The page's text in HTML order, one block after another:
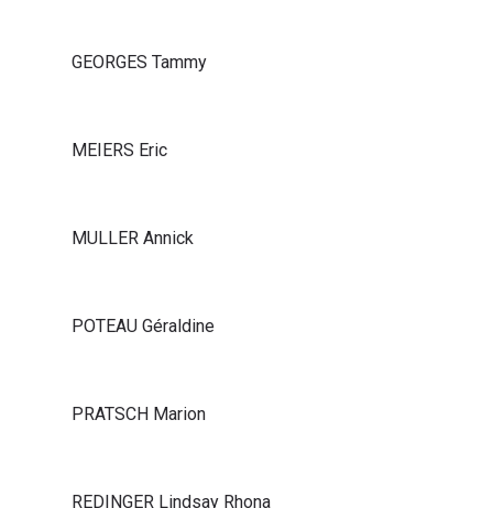
GEORGES Tammy
MEIERS Eric
MULLER Annick
POTEAU Géraldine
PRATSCH Marion
REDINGER Lindsay Rhona